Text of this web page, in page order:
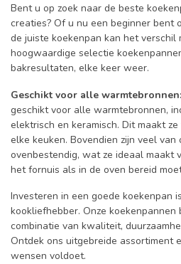
Bent u op zoek naar de beste
creaties? Of u nu een beginner bent
de juiste koekenpan kan het verschil
hoogwaardige selectie
bakresultaten, elke keer weer.
Geschikt voor alle warmtebronnen:
geschikt voor alle warmtebronnen,
elektrisch en keramisch. Dit maakt
elke keuken. Bovendien zijn veel van
ovenbestendig, wat ze ideaal maakt
het fornuis als in de oven bereid
Investeren in een goede koekenpan
kookliefhebber. Onze koekenpannen
combinatie van kwaliteit,
Ontdek ons uitgebreide assortiment
wensen voldoet.